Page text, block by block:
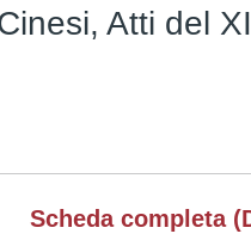
Atti del
Scheda completa